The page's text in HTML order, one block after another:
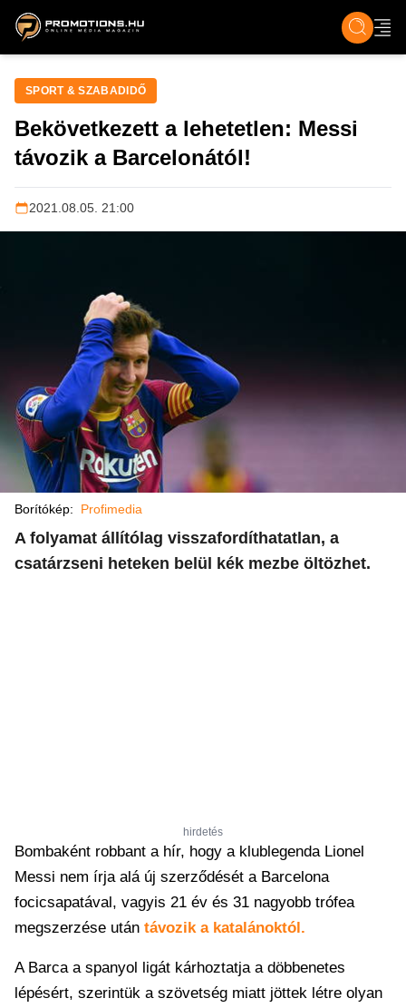
ZENE, FILM & KULT ÉLET TECH &
SPORT & SZABADIDŐ
Bekövetkezett a lehetetlen: Messi
távozik a Barcelonától!
2021.08.05. 21:00
Borítókép: Profimedia
A folyamat állítólag visszafordíthatatlan, a
csatárzseni heteken belül kék mezbe öltözhet.
hirdetés
Bombaként robbant a hír, hogy a klublegenda Lionel
Messi nem írja alá új szerződését a Barcelona
focicsapatával, vagyis 21 év és 31 nagyobb trófea
megszerzése után távozik a katalánoktól.
A Barca a spanyol ligát kárhoztatja a döbbenetes
lépésért, szerintük a szövetség miatt jöttek létre olyan